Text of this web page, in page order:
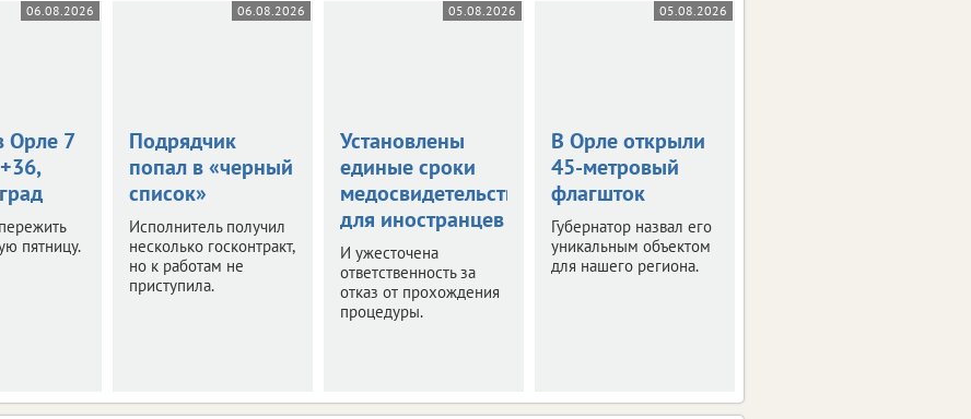
06.08.2026
Орле 7
пятницу.
06.08.2026
Подрядчик
попал в «черный
список»
Исполнитель получил
несколько госконтракт,
но к работам не
приступила.
05.08.2026
Установлены
единые сроки
медосвидетельствования
для иностранцев
И ужесточена
ответственность за
отказ от прохождения
процедуры.
05.08.2026
В Орле открыли
45-метровый
флагшток
Губернатор назвал его
уникальным объектом
для нашего региона.